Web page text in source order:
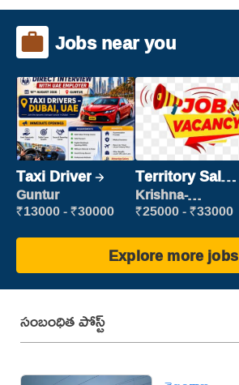
Jobs near you
Taxi Driver
Guntur
₹13000 - ₹30000
Territory Sales
Manager
Krishna-
vijayawada
₹25000 - ₹33000
Explore more jobs
సంబంధిత పోస్ట్